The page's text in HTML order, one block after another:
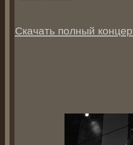
Скачать полный